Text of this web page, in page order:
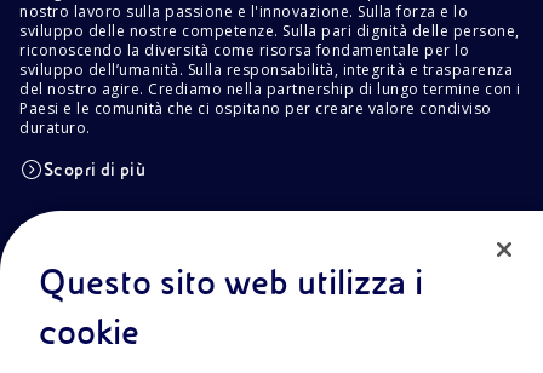
nostro lavoro sulla passione e l'innovazione. Sulla forza e lo
sviluppo delle nostre competenze. Sulla pari dignità delle persone,
riconoscendo la diversità come risorsa fondamentale per lo
sviluppo dell’umanità. Sulla responsabilità, integrità e trasparenza
del nostro agire. Crediamo nella partnership di lungo termine con i
Paesi e le comunità che ci ospitano per creare valore condiviso
duraturo.
Scopri di più
POLICIES
Info Area Riservata Privacy Policy
Cookie Policy
Questo sito web utilizza i
cookie